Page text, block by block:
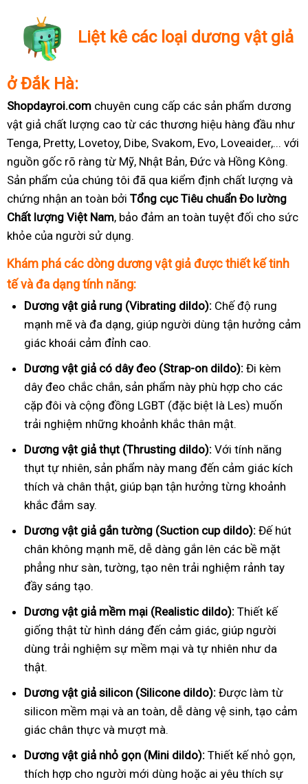
Liệt kê các loại dương vật giả
ở Đắk Hà:
Shopdayroi.com chuyên cung cấp các sản phẩm dương
vật giả chất lượng cao từ các thương hiệu hàng đầu như
Tenga, Pretty, Lovetoy, Dibe, Svakom, Evo, Loveaider,... với
nguồn gốc rõ ràng từ Mỹ, Nhật Bản, Đức và Hồng Kông.
Sản phẩm của chúng tôi đã qua kiểm định chất lượng và
chứng nhận an toàn bởi Tổng cục Tiêu chuẩn Đo lường
Chất lượng Việt Nam, bảo đảm an toàn tuyệt đối cho sức
khỏe của người sử dụng.
Khám phá các dòng dương vật giả được thiết kế tinh
tế và đa dạng tính năng:
Dương vật giả rung (Vibrating dildo): Chế độ rung
mạnh mẽ và đa dạng, giúp người dùng tận hưởng cảm
giác khoái cảm đỉnh cao.
Dương vật giả có dây đeo (Strap-on dildo): Đi kèm
dây đeo chắc chắn, sản phẩm này phù hợp cho các
cặp đôi và cộng đồng LGBT (đặc biệt là Les) muốn
trải nghiệm những khoảnh khắc thân mật.
Dương vật giả thụt (Thrusting dildo): Với tính năng
thụt tự nhiên, sản phẩm này mang đến cảm giác kích
thích và chân thật, giúp bạn tận hưởng từng khoảnh
khắc đắm say.
Dương vật giả gắn tường (Suction cup dildo): Đế hút
chân không mạnh mẽ, dễ dàng gắn lên các bề mặt
phẳng như sàn, tường, tạo nên trải nghiệm rảnh tay
đầy sáng tạo.
Dương vật giả mềm mại (Realistic dildo): Thiết kế
giống thật từ hình dáng đến cảm giác, giúp người
dùng trải nghiệm sự mềm mại và tự nhiên như da
thật.
Dương vật giả silicon (Silicone dildo): Được làm từ
silicon mềm mại và an toàn, dễ dàng vệ sinh, tạo cảm
giác chân thực và mượt mà.
Dương vật giả nhỏ gọn (Mini dildo): Thiết kế nhỏ gọn,
thích hợp cho người mới dùng hoặc ai yêu thích sự